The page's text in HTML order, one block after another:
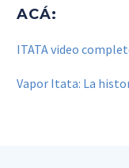
ACÁ:
ITATA video
Vapor Itata: La